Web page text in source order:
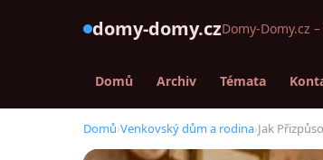
domy-domy.czDomy-Domy.cz
Domů Archiv Témata
Domů›Venkovský dům a rodina›Jak